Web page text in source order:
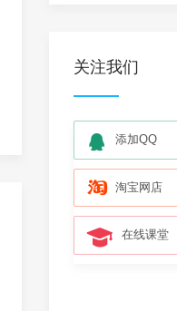
关注我们
添加QQ
淘宝网店
在线课堂